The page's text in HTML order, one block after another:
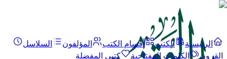
الرئيسية الكتب أقسام الكتب المؤلفون
السلاسل
القرون
الكلمات المفتاحية
كتبي المفضلة